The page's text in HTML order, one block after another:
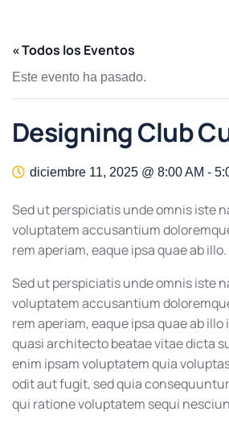
« Todos los Eventos
Este evento ha pasado.
Designing Club
diciembre 11, 2025 @ 8:00 AM -
Sed ut perspiciatis unde omnis iste
voluptatem accusantium
rem aperiam, eaque ipsa quae ab illo.
Sed ut perspiciatis unde omnis iste
voluptatem accusantium
rem aperiam, eaque ipsa quae ab
quasi architecto beatae vitae dicta
enim ipsam voluptatem quia
odit aut fugit, sed quia
qui ratione voluptatem sequi